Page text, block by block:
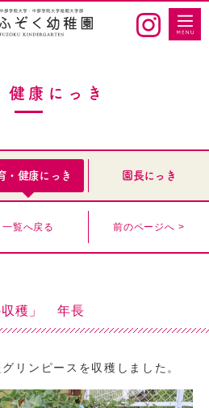
健康にっき
・健康にっき 園長にっき
一覧へ戻る 前のページへ >
収穫」 年長
リンピースを収穫しました。